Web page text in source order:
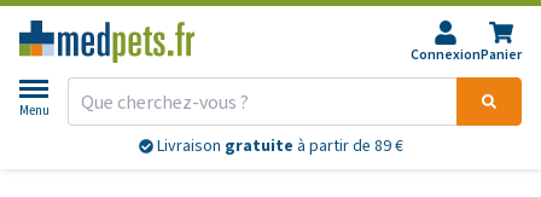
ConnexionPanier
Menu
Livraison gratuite à partir de 89 €